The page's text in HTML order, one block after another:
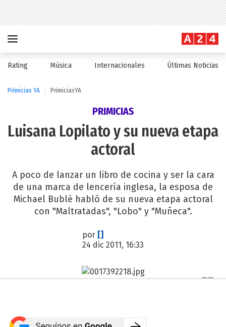
Rating Música Internacionales Últimas Noticias
Primicias YA PrimiciasYA
PRIMICIAS
Luisana Lopilato y su nueva etapa
actoral
A poco de lanzar un libro de cocina y ser la cara
de una marca de lencería inglesa, la esposa de
Michael Bublé habló de su nueva etapa actoral
con "Maltratadas", "Lobo" y "Muñeca".
por []
24 dic 2011, 16:33